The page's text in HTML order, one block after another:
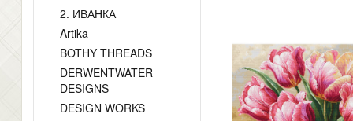
2. ИВАНКА
Artika
BOTHY THREADS
DERWENTWATER
DESIGNS
DESIGN WORKS